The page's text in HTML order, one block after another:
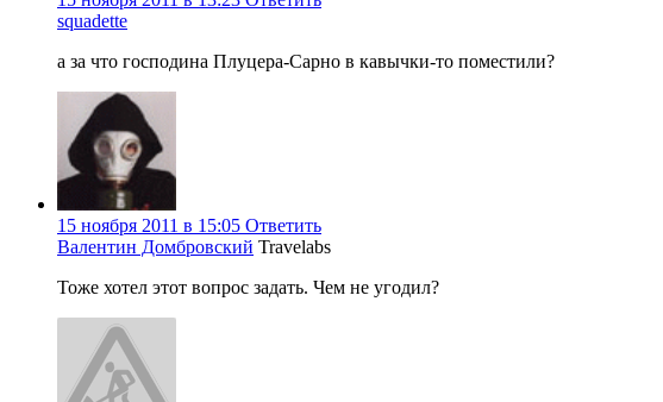
squadette
а за что господина Плуцера-Сарно в кавычки-то поместили?
15 ноября 2011 в 15:05 Ответить
Валентин Домбровский Travelabs
Тоже хотел этот вопрос задать. Чем не угодил?